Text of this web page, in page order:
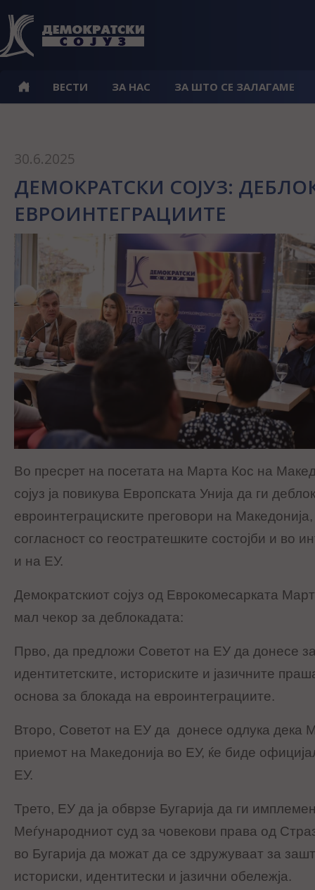
ВЕСТИ ЗА НАС ЗА ШТО СЕ ЗАЛАГАМЕ
30.6.2025
ДЕМОКРАТСКИ СОЈУЗ:
ЕВРОИНТЕГРАЦИИТЕ
Во пресрет на посетата на Марта Кос на
сојуз ја повикува Европската Унија да ги
евроинтеграциските преговори на
согласност со геостратешките состојби и во
и на ЕУ.
Демократскиот сојуз од Еврокомесарката
мал чекор за деблокадата:
Прво, да предложи Советот на ЕУ да донесе
идентитетските, историските и јазичните
основа за блокада на евроинтеграциите.
Второ, Советот на ЕУ да донесе одлука дека
приемот на Македонија во ЕУ, ќе биде
ЕУ.
Трето, ЕУ да ја обврзе Бугарија да ги
Меѓународниот суд за човекови права од
во Бугарија да можат да се здружуваат за
историски, идентитески и јазични обележја.